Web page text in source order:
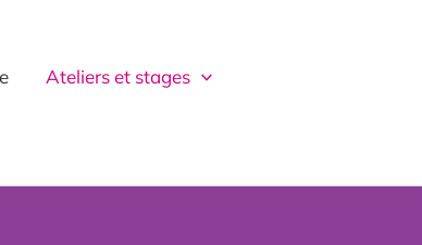
Ateliers et stages